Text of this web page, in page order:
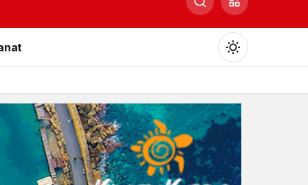
Gündüz Modu
Gündüz modunu seçin.